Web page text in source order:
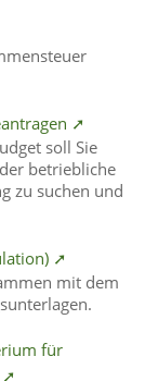
➚
soll Sie
betriebliche
zu suchen und
➚
mit dem
für
➚